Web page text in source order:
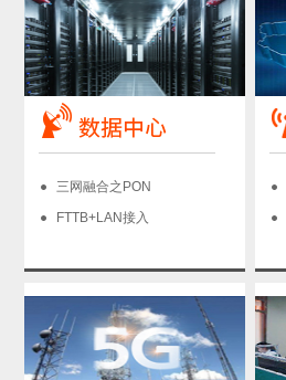
三网融合之PON
FTTB+LAN接入